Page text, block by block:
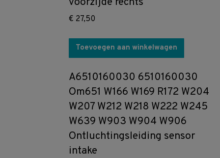
€ 27,50
Toevoegen aan winkelwagen
A6510160030 6510160030
Om651 W166 W169 R172 W204
W207 W212 W218 W222 W245
W639 W903 W904 W906
Ontluchtingsleiding sensor
intake